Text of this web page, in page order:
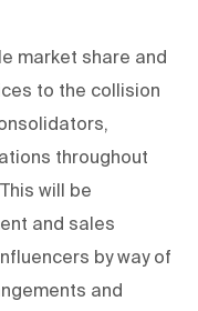
market share and
to the collision
throughout
will be
and sales
by way of
and